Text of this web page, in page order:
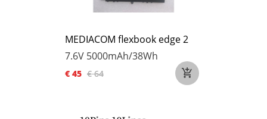
MEDIACOM flexbook edge 2
7.6V 5000mAh/38Wh
€ 45 € 64